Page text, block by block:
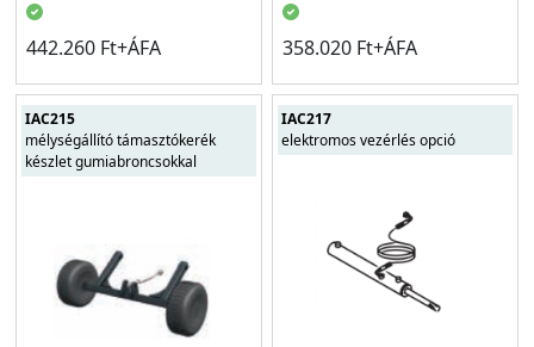
442.260 Ft+ÁFA 358.020 Ft+ÁFA
IAC215
mélységállító támasztókerék
készlet gumiabroncsokkal
IAC217
elektromos vezérlés opció